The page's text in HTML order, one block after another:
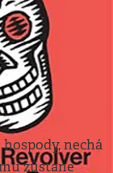
nechá
zůstane